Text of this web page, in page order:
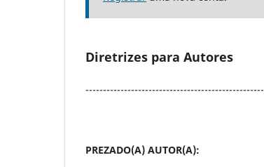
Diretrizes para Autores
PREZADO(A) AUTOR(A):